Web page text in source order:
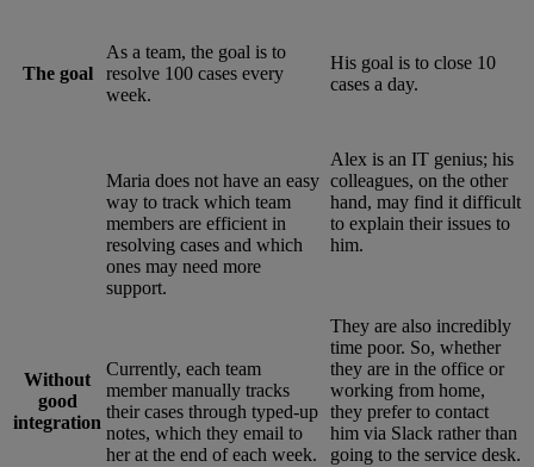
The goal
As a team, the goal is to
resolve 100 cases every
week.
His goal is to close 10
cases a day.
Without
good
integration
Maria does not have an easy
way to track which team
members are efficient in
resolving cases and which
ones may need more
support.
Currently, each team
member manually tracks
their cases through typed-up
notes, which they email to
her at the end of each week.
Alex is an IT genius; his
colleagues, on the other
hand, may find it difficult
to explain their issues to
him.
They are also incredibly
time poor. So, whether
they are in the office or
working from home,
they prefer to contact
him via Slack rather than
going to the service desk.